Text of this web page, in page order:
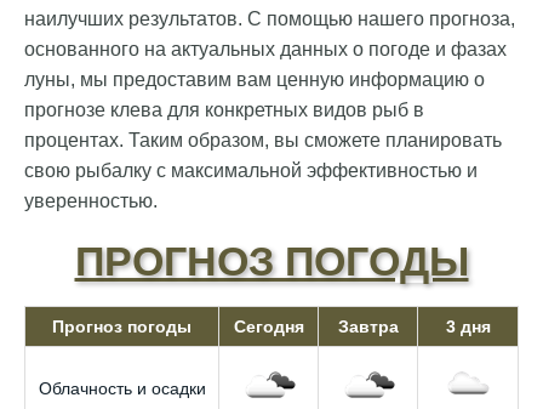
наилучших результатов. С помощью нашего прогноза,
основанного на актуальных данных о погоде и фазах
луны, мы предоставим вам ценную информацию о
прогнозе клева для конкретных видов рыб в
процентах. Таким образом, вы сможете планировать
свою рыбалку с максимальной эффективностью и
уверенностью.
ПРОГНОЗ ПОГОДЫ
Прогноз погоды Сегодня Завтра 3 дня
Облачность и осадки